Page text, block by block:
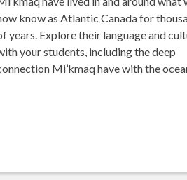
know as Atlantic Canada for
years. Explore their language and
your students, including the deep
Mi’kmaq have with the